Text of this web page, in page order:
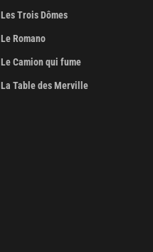
Les Trois Dômes
Le Romano
Le Camion qui fume
La Table des Merville